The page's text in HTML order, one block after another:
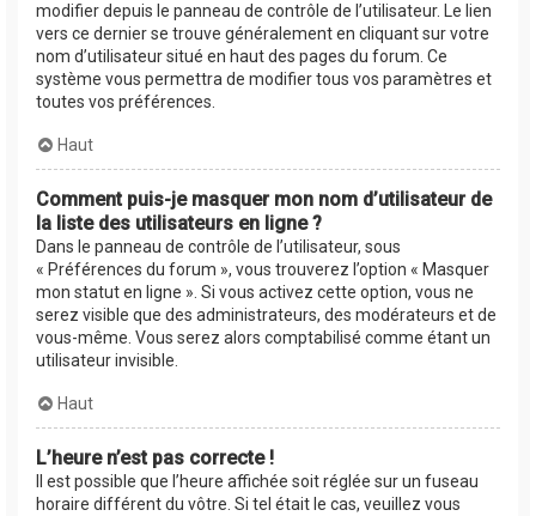
modifier depuis le panneau de contrôle de l’utilisateur. Le lien
vers ce dernier se trouve généralement en cliquant sur votre
nom d’utilisateur situé en haut des pages du forum. Ce
système vous permettra de modifier tous vos paramètres et
toutes vos préférences.
Haut
Comment puis-je masquer mon nom d’utilisateur de
la liste des utilisateurs en ligne ?
Dans le panneau de contrôle de l’utilisateur, sous
« Préférences du forum », vous trouverez l’option « Masquer
mon statut en ligne ». Si vous activez cette option, vous ne
serez visible que des administrateurs, des modérateurs et de
vous-même. Vous serez alors comptabilisé comme étant un
utilisateur invisible.
Haut
L’heure n’est pas correcte !
Il est possible que l’heure affichée soit réglée sur un fuseau
horaire différent du vôtre. Si tel était le cas, veuillez vous